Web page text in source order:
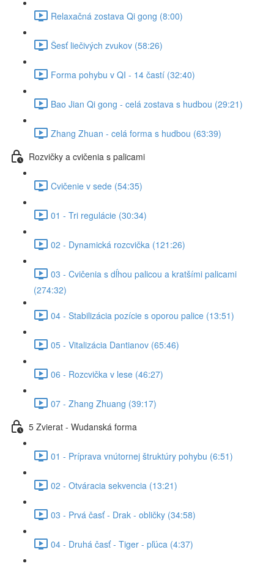
Relaxačná zostava Qi gong (8:00)
Šesť liečivých zvukov (58:26)
Forma pohybu v QI - 14 častí (32:40)
Bao Jian Qi gong - celá zostava s hudbou (29:21)
Zhang Zhuan - celá forma s hudbou (63:39)
Rozvičky a cvičenia s palicami
Cvičenie v sede (54:35)
01 - Tri regulácie (30:34)
02 - Dynamická rozcvička (121:26)
03 - Cvičenia s dĺhou palicou a kratšími palicami
(274:32)
04 - Stabilizácia pozície s oporou palice (13:51)
05 - Vitalizácia Dantianov (65:46)
06 - Rozcvička v lese (46:27)
07 - Zhang Zhuang (39:17)
5 Zvierat - Wudanská forma
01 - Príprava vnútornej štruktúry pohybu (6:51)
02 - Otváracia sekvencia (13:21)
03 - Prvá časť - Drak - obličky (34:58)
04 - Druhá časť - Tiger - pľúca (4:37)